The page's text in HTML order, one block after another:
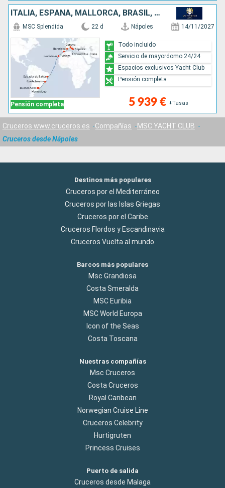
ITALIA, ESPAÑA, MALLORCA, BRASIL, URUGUAY, ARGENTINA
Pensión completa
MSC Splendida 22 d Nápoles 14/11/2027
5 939 € +Tasas
Todo incluido
Servicio de mayordomo 24/24
Espacios exclusivos Yacht Club
Pensión completa
Cruceros www.cruceros.es Compañías
MSC YACHT CLUB
Cruceros desde Nápoles
Destinos más populares
Cruceros por el Mediterráneo
Cruceros por las Islas Griegas
Cruceros por el Caribe
Cruceros Flordos y Escandinavia
Cruceros Vuelta al mundo
Barcos más populares
Msc Grandiosa
Costa Smeralda
MSC Euribia
MSC World Europa
Icon of the Seas
Costa Toscana
Nuestras compañías
Msc Cruceros
Costa Cruceros
Royal Caribean
Norwegian Cruise Line
Cruceros Celebrity
Hurtigruten
Princess Cruises
Puerto de salida
Cruceros desde Malaga